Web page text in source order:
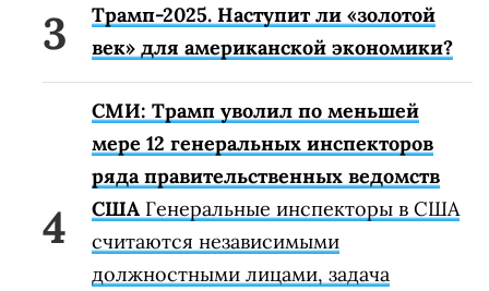
Трамп-2025. Наступит ли «золотой
век» для американской экономики?
СМИ: Трамп уволил по меньшей
мере 12 генеральных инспекторов
ряда правительственных ведомств
США Генеральные инспекторы в США
считаются независимыми
должностными лицами, задача